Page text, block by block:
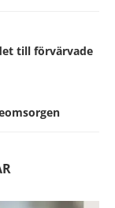
till förvärvade